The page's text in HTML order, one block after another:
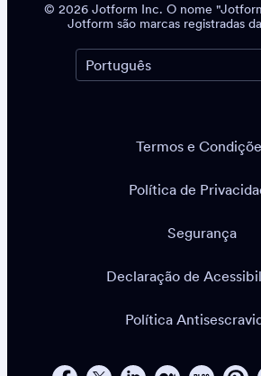
© 2026 Jotform Inc. O nome
Jotform são marcas registradas
Termos e
Política de
Segurança
Declaração de
Política